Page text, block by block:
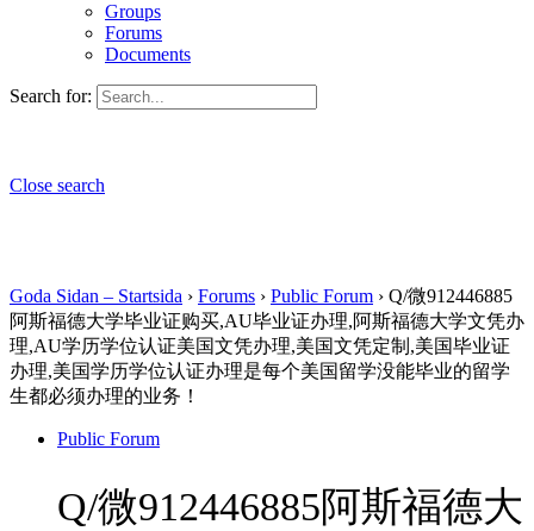
Groups
Forums
Documents
Search for:
Close search
Goda Sidan – Startsida › Forums › Public Forum › Q/微912446885
阿斯福德大学毕业证购买,AU毕业证办理,阿斯福德大学文凭办
理,AU学历学位认证美国文凭办理,美国文凭定制,美国毕业证
办理,美国学历学位认证办理是每个美国留学没能毕业的留学
生都必须办理的业务！
Public Forum
Q/微912446885阿斯福德大